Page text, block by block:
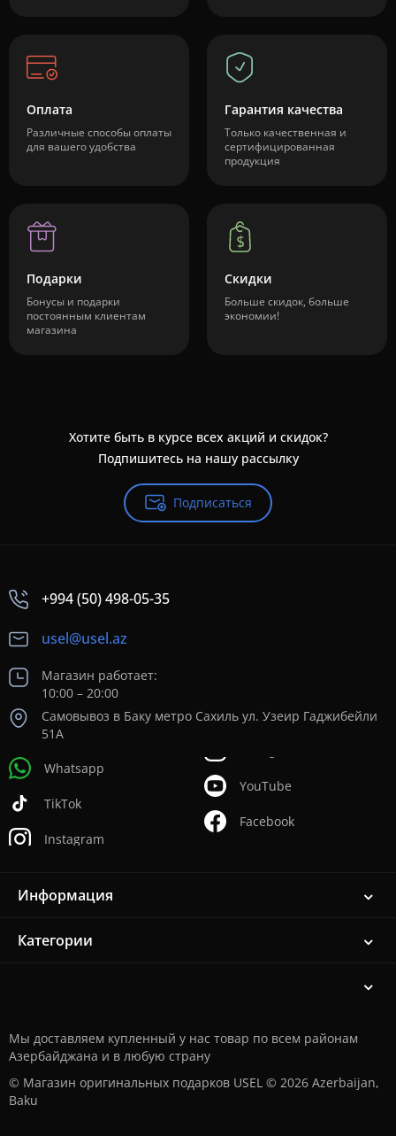
Оплата
Различные способы оплаты
для вашего удобства
Гарантия качества
Только качественная и
сертифицированная
продукция
Подарки
Бонусы и подарки
постоянным клиентам
магазина
Скидки
Больше скидок, больше
экономии!
Хотите быть в курсе всех акций и скидок?
Подпишитесь на нашу рассылку
Подписаться
+994 (50) 498-05-35
usel@usel.az
Магазин работает:
10:00 – 20:00
Самовывоз в Баку метро Сахиль ул. Узеир Гаджибейли
51А
Whatsapp
TikTok
Instagram
YouTube
Facebook
Информация
Категории
Мы доставляем купленный у нас товар по всем районам
Азербайджана и в любую страну
© Магазин оригинальных подарков USEL © 2026 Azerbaijan,
Baku